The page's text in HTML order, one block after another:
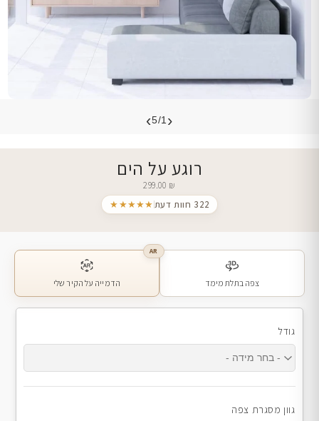
‹
5/1
›
רוגע על הים
299.00 ₪
★★★★★
322 חוות דעת
צפה בתלת מימד
AR
הדמייה על הקיר שלי
גודל
גוון מסגרת צפה